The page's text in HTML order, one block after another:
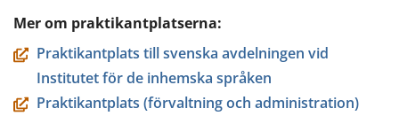
Mer om praktikantplatserna:
Praktikantplats till svenska avdelningen vid
Institutet för de inhemska språken
Praktikantplats (förvaltning och administration)